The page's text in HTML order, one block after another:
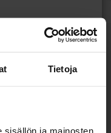
Tietoja
sisällön ja mainosten
stickers and
be […]